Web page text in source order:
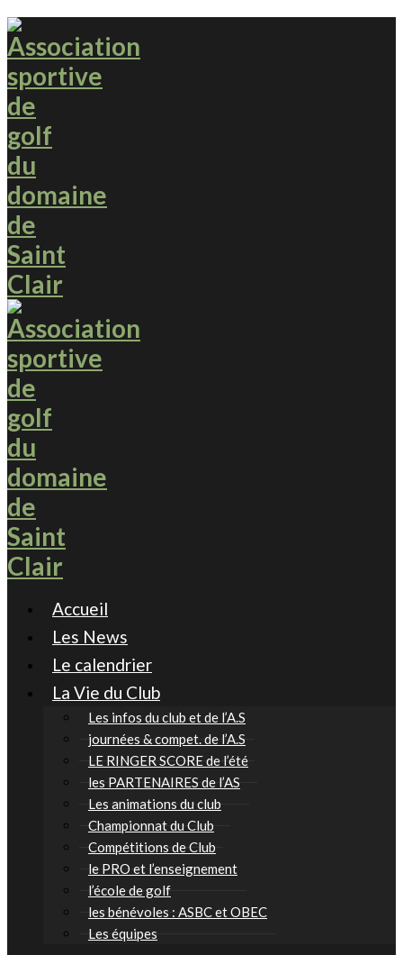
Accueil
Les News
Le calendrier
La Vie du Club
Les infos du club et de l’A.S
journées & compet. de l’A.S
LE RINGER SCORE de l’été
les PARTENAIRES de l’AS
Les animations du club
Championnat du Club
Compétitions de Club
le PRO et l’enseignement
l’école de golf
les bénévoles : ASBC et OBEC
Les équipes